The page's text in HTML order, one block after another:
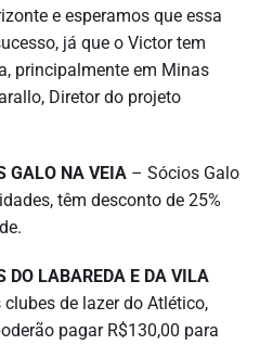
e esperamos que essa
já que o Victor tem
principalmente em Minas
Diretor do projeto
GALO NA VEIA – Sócios Galo
têm desconto de 25%
DO LABAREDA E DA VILA
de lazer do Atlético,
pagar R$130,00 para